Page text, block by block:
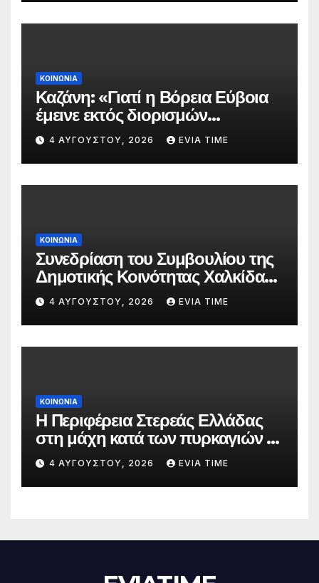
ΚΟΙΝΩΝΙΑ
Καζάνη: «Γιατί η Βόρεια Εύβοια
έμεινε εκτός διορισμών
δασκάλων;»
4 ΑΥΓΟΎΣΤΟΥ, 2026 EVIA TIME
ΚΟΙΝΩΝΙΑ
Συνεδρίαση του Συμβουλίου της
Δημοτικής Κοινότητας Χαλκίδας
την 5 Αυγούστου
4 ΑΥΓΟΎΣΤΟΥ, 2026 EVIA TIME
ΚΟΙΝΩΝΙΑ
Η Περιφέρεια Στερεάς Ελλάδας
στη μάχη κατά των πυρκαγιών –
Δράσεις και στήριξη σε πέντε
περιφερειακές ενότητες
4 ΑΥΓΟΎΣΤΟΥ, 2026 EVIA TIME